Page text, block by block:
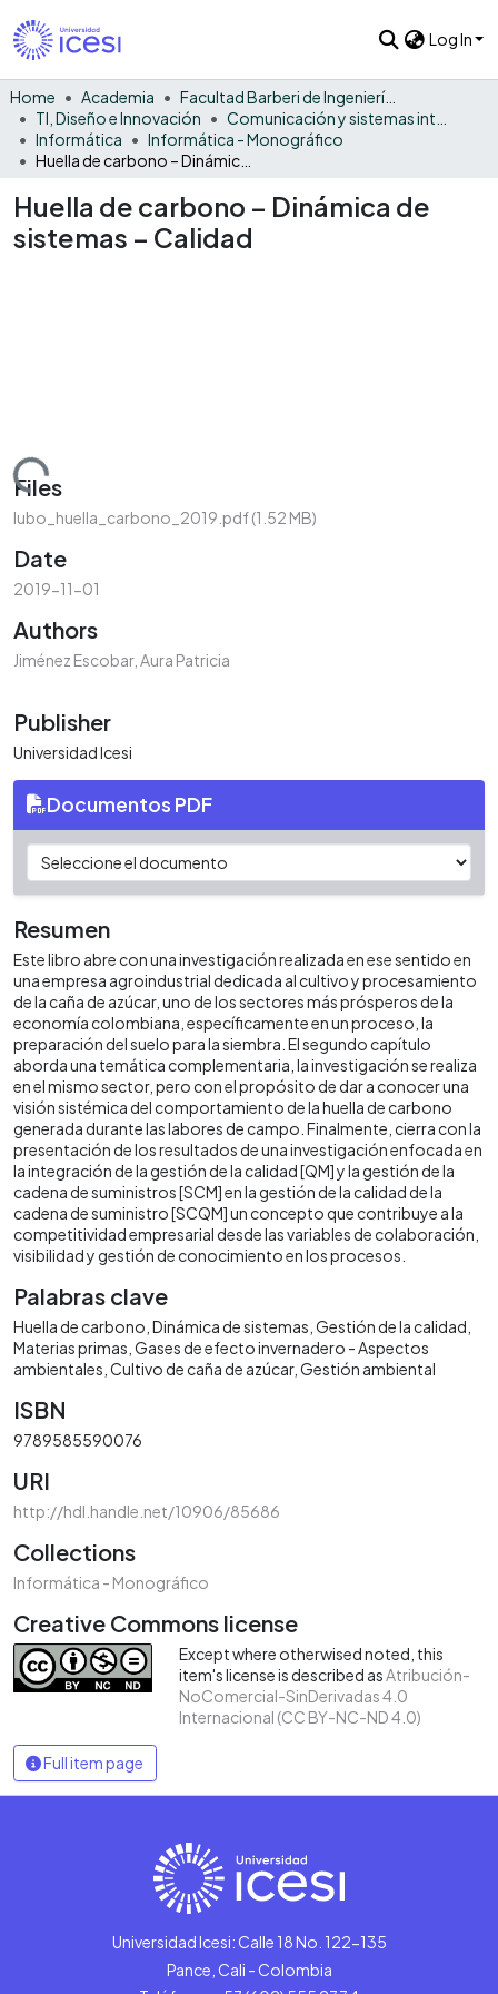
Log In
Home Academia
Facultad Barberi de Ingeniería, Diseño y Ciencias Aplicadas
TI, Diseño e Innovación
Informática
Informática - Monográfico
Huella de carbono – Dinámica de
sistemas – Calidad
Loading...
Files
lubo_huella_carbono_2019.pdf(1.52 MB)
Date
2019-11-01
Authors
Jiménez Escobar, Aura Patricia
Publisher
Universidad Icesi
Documentos PDF
Resumen
Este libro abre con una investigación realizada en ese sentido en
una empresa agroindustrial dedicada al cultivo y procesamiento
de la caña de azúcar, uno de los sectores más prósperos de la
economía colombiana, específicamente en un proceso, la
preparación del suelo para la siembra. El segundo capítulo
aborda una temática complementaria, la investigación se realiza
en el mismo sector, pero con el propósito de dar a conocer una
visión sistémica del comportamiento de la huella de carbono
generada durante las labores de campo. Finalmente, cierra con la
presentación de los resultados de una investigación enfocada en
la integración de la gestión de la calidad [QM] y la gestión de la
cadena de suministros [SCM] en la gestión de la calidad de la
cadena de suministro [SCQM] un concepto que contribuye a la
competitividad empresarial desde las variables de colaboración,
visibilidad y gestión de conocimiento en los procesos.
Palabras clave
Huella de carbono Dinámica de sistemas Gestión de la calidad
Materias primas Gases de efecto invernadero - Aspectos
ambientales Cultivo de caña de azúcar Gestión ambiental
ISBN
9789585590076
URI
http://hdl.handle.net/10906/85686
Collections
Informática - Monográfico
Creative Commons license
Except where otherwised noted, this
item's license is described asAtribución-
NoComercial-SinDerivadas 4.0
Internacional (CC BY-NC-ND 4.0)
Full item page
Universidad Icesi: Calle 18 No. 122-135
Pance, Cali - Colombia